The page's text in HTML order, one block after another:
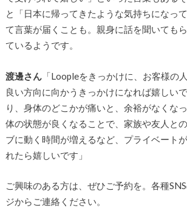
と「日本に帰ってきたような気持ちになっ
て言葉が届くことも。親身に話を聞いても
ているようです。
渡邊さん「Loopleをきっかけに、お客様の
良い方向に向かうきっかけになれば嬉しい
り、身体のどこかが痛いと、余裕がなくな
体の状態が良くなることで、家族や友人と
ブに動く時間が増えるなど、プライベート
れたら嬉しいです」
ご興味のある方は、ぜひご予約を。各種
ジからご連絡ください。